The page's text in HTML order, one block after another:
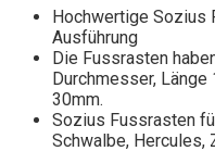
Hochwertige Sozius
Ausführung
Die Fussrasten
Durchmesser,
30mm.
Sozius Fussrasten
Schwalbe, Hercules,